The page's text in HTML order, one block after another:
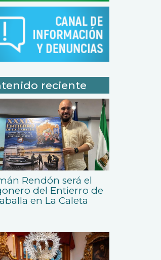
reciente
Rendón será el
del Entierro de
en La Caleta